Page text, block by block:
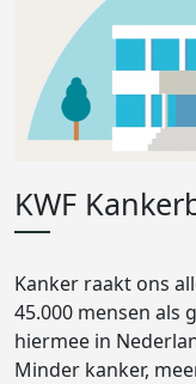
KWF
Kanker raakt ons
45.000 mensen als
hiermee in
Minder kanker,